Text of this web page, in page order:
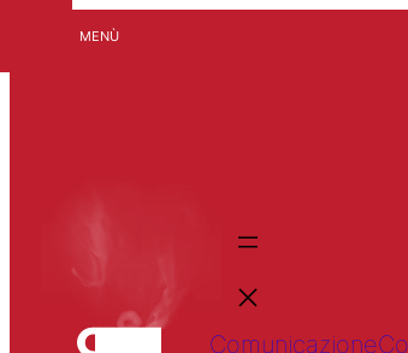
Comunicazione
MENÙ